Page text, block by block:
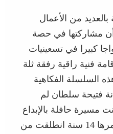
بالعديد من الأعمال
أن مشاركتها في حصة
كبيرا في تسعينيات
فنية راقية رفقة ثلة
السلسلة الفكاهية
فتيحة سلطان لم
مسيرة حافلة بالإبداع
والتألق، فمنذ أن كان في عمرها 14 سنة انطلقت من